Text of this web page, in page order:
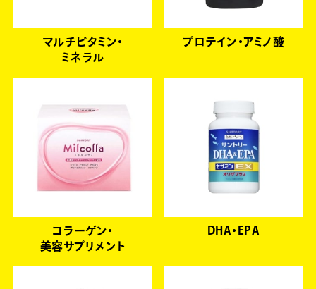
マルチビタミン・
ミネラル
プロテイン・アミノ酸
コラーゲン・
美容サプリメント
DHA・EPA